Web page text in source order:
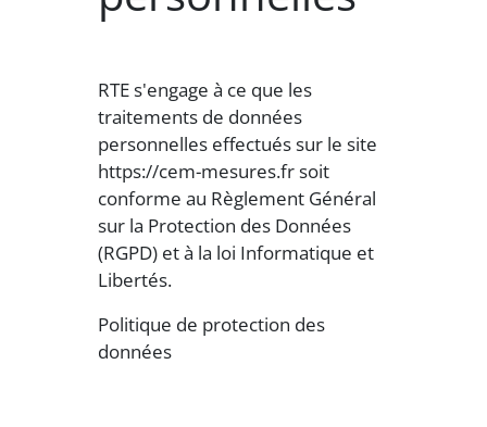
RTE s'engage à ce que les
traitements de données
personnelles effectués sur le site
https://cem-mesures.fr soit
conforme au Règlement Général
sur la Protection des Données
(RGPD) et à la loi Informatique et
Libertés.
Politique de protection des
données